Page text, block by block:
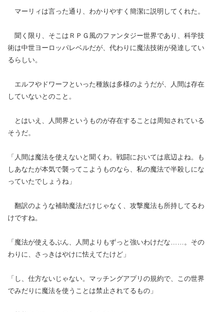
マーリィは言った通り、わかりやすく簡潔に説明してくれた。
聞く限り、そこはＲＰＧ風のファンタジー世界であり、科学技
術は中世ヨーロッパレベルだが、代わりに魔法技術が発達してい
るらしい。
エルフやドワーフといった種族は多様のようだが、人間は存在
していないとのこと。
とはいえ、人間界というものが存在することは周知されている
そうだ。
「人間は魔法を使えないと聞くわ。戦闘においては底辺よね。も
しあなたが本気で襲ってこようものなら、私の魔法で半殺しにな
っていたでしょうね」
翻訳のような補助魔法だけじゃなく、攻撃魔法も所持してるわ
けですね。
「魔法が使えるぶん、人間よりもずっと強いわけだな……。その
わりに、さっきはやけに怯えてたけど」
「し、仕方ないじゃない。マッチングアプリの規約で、この世界
でみだりに魔法を使うことは禁止されてるもの」